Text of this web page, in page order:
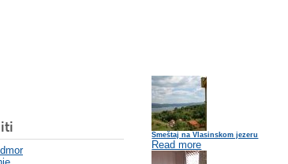
Smeštaj na Vlasinskom jezeru
Read more